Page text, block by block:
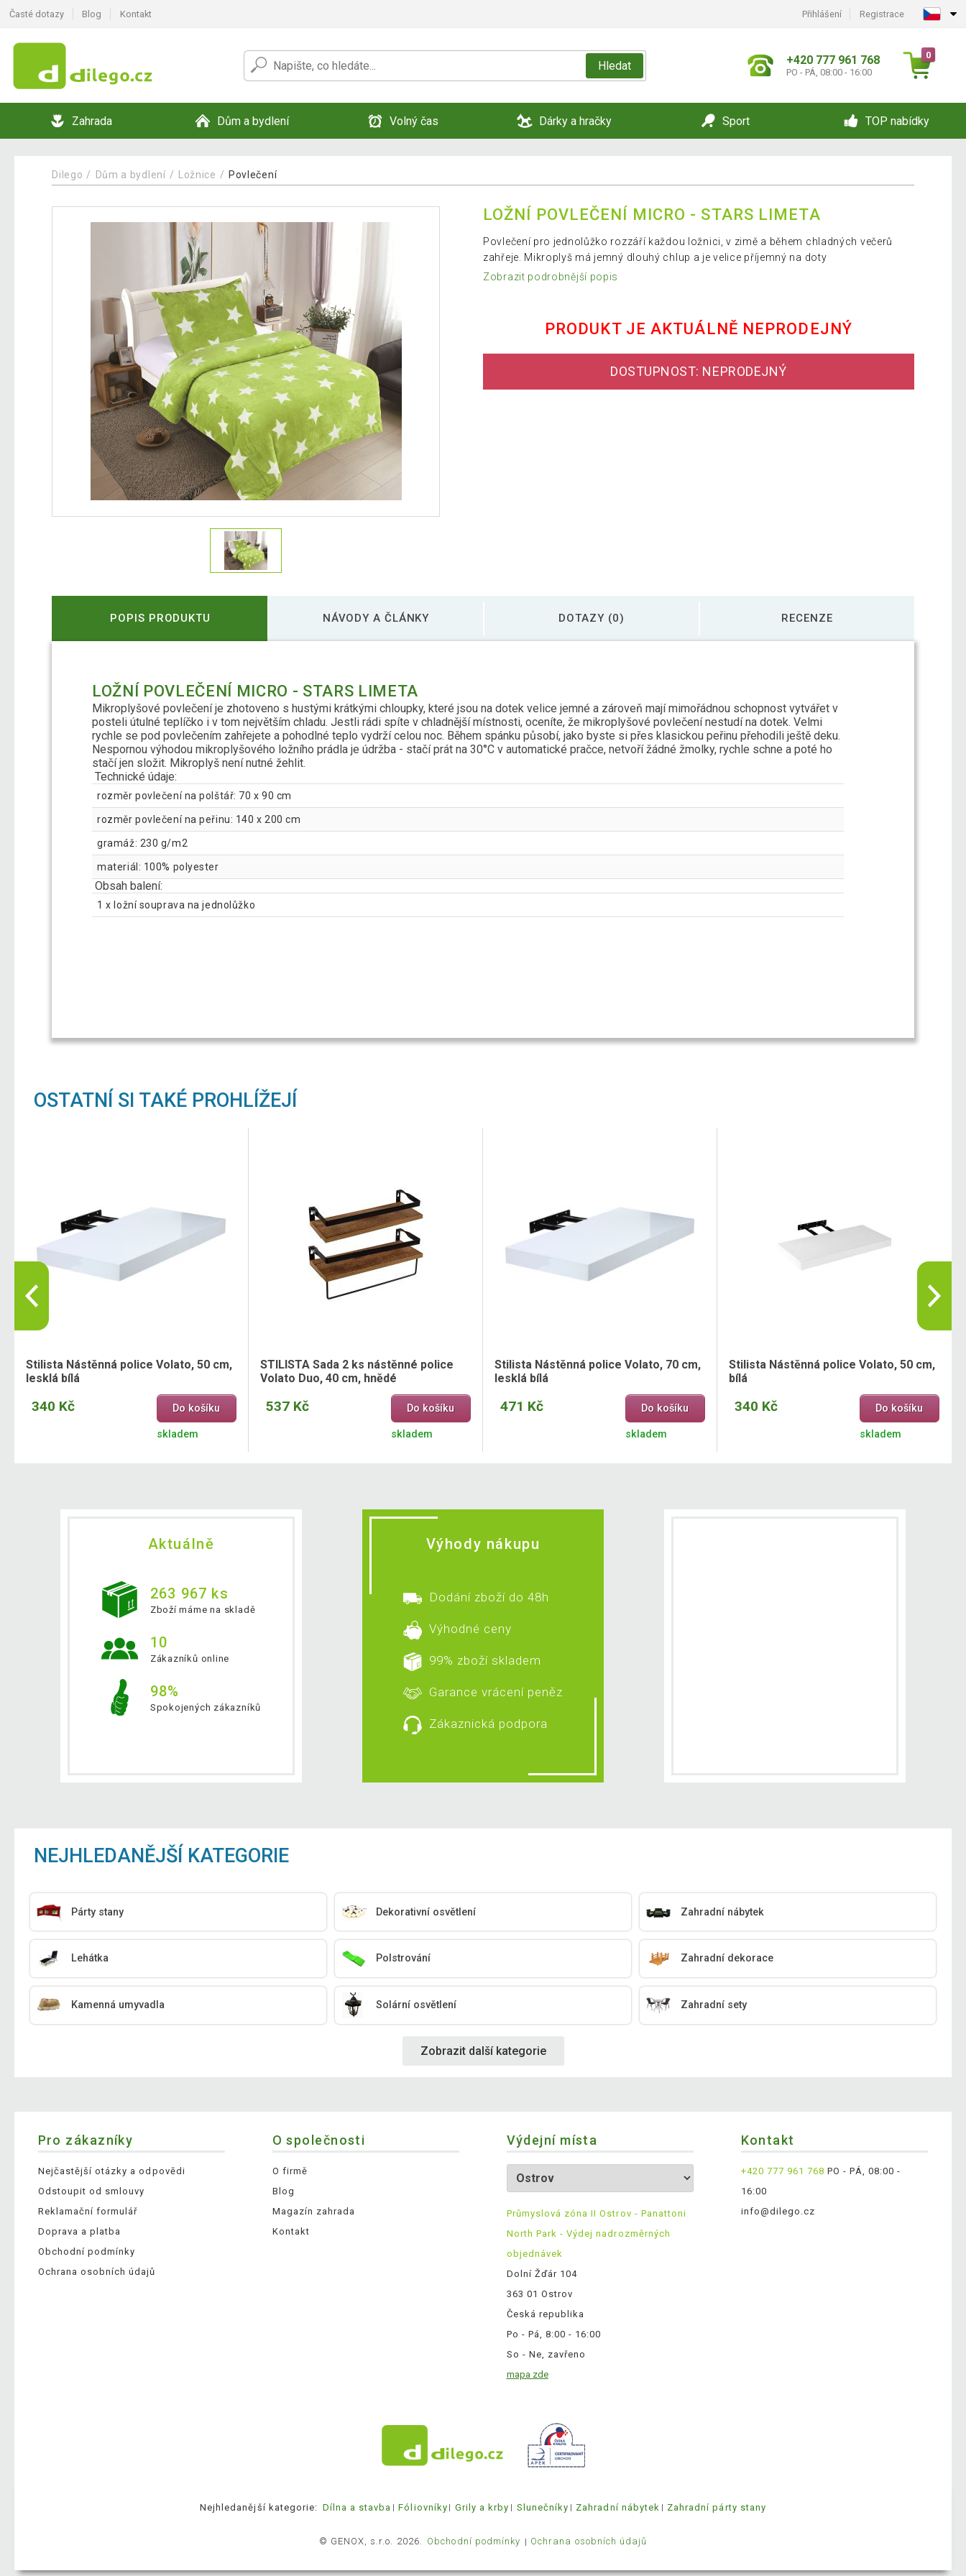
Časté dotazy Blog Kontakt Přihlášení Registrace
Hledat +420 777 961 768
PO - PÁ, 08:00 - 16:00
0
Zahrada Dům a bydlení Volný čas Dárky a hračky Sport TOP nabídky
Dilego Dům a bydlení Ložnice Povlečení
LOŽNÍ POVLEČENÍ MICRO - STARS LIMETA
Povlečení pro jednolůžko rozzáří každou ložnici, v zimě a během chladných večerů
zahřeje. Mikroplyš má jemný dlouhý chlup a je velice příjemný na doty
Zobrazit podrobnější popis
PRODUKT JE AKTUÁLNĚ NEPRODEJNÝ
DOSTUPNOST: NEPRODEJNÝ
POPIS PRODUKTU NÁVODY A ČLÁNKY DOTAZY (0) RECENZE
LOŽNÍ POVLEČENÍ MICRO - STARS LIMETA
Mikroplyšové povlečení je zhotoveno s hustými krátkými chloupky, které jsou na dotek velice jemné a zároveň mají mimořádnou schopnost vytvářet v
posteli útulné teplíčko i v tom největším chladu. Jestli rádi spíte v chladnější místnosti, oceníte, že mikroplyšové povlečení nestudí na dotek. Velmi
rychle se pod povlečením zahřejete a pohodlné teplo vydrží celou noc. Během spánku působí, jako byste si přes klasickou peřinu přehodili ještě deku.
Nespornou výhodou mikroplyšového ložního prádla je údržba - stačí prát na 30°C v automatické pračce, netvoří žádné žmolky, rychle schne a poté ho
stačí jen složit. Mikroplyš není nutné žehlit.
Technické údaje:
rozměr povlečení na polštář: 70 x 90 cm
rozměr povlečení na peřinu: 140 x 200 cm
gramáž: 230 g/m2
materiál: 100% polyester
Obsah balení:
1 x ložní souprava na jednolůžko
OSTATNÍ SI TAKÉ PROHLÍŽEJÍ
Stilista Nástěnná police Volato, 50 cm,
lesklá bílá
340 Kč Do košíku
skladem
STILISTA Sada 2 ks nástěnné police
Volato Duo, 40 cm, hnědé
537 Kč Do košíku
skladem
Stilista Nástěnná police Volato, 70 cm,
lesklá bílá
471 Kč Do košíku
skladem
Stilista Nástěnná police Volato, 50 cm,
bílá
340 Kč Do košíku
skladem
Aktuálně
263 967 ks
Zboží máme na skladě
10
Zákazníků online
98%
Spokojených zákazníků
Výhody nákupu
Dodání zboží do 48h
Výhodné ceny
99% zboží skladem
Garance vrácení peněz
Zákaznická podpora
NEJHLEDANĚJŠÍ KATEGORIE
Párty stany Dekorativní osvětlení Zahradní nábytek
Lehátka Polstrování Zahradní dekorace
Kamenná umyvadla Solární osvětlení Zahradní sety
Zobrazit další kategorie
Pro zákazníky
Nejčastější otázky a odpovědi
Odstoupit od smlouvy
Reklamační formulář
Doprava a platba
Obchodní podmínky
Ochrana osobních údajů
O společnosti
O firmě
Blog
Magazín zahrada
Kontakt
Výdejní místa
Průmyslová zóna II Ostrov - Panattoni
North Park - Výdej nadrozměrných
objednávek
Dolní Žďár 104
363 01 Ostrov
Česká republika
Po - Pá, 8:00 - 16:00
So - Ne, zavřeno
mapa zde
Kontakt
+420 777 961 768 PO - PÁ, 08:00 -
16:00
info@dilego.cz
Nejhledanější kategorie: Dílna a stavba Fóliovníky Grily a krby Slunečníky Zahradní nábytek Zahradní párty stany
© GENOX, s.r.o. 2026. Obchodní podmínky Ochrana osobních údajů